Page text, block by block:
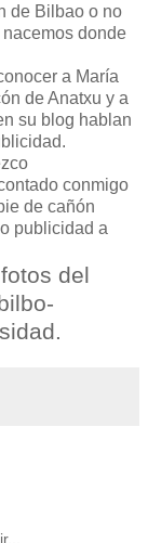
de Bilbao o no
donde
a María
de Anatxu y a
su blog hablan
conmigo
de cañón
publicidad a
del